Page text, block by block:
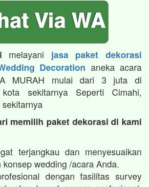
melayani jasa paket dekorasi
Decoration aneka acara
MURAH mulai dari 3 juta di
sekitarnya Seperti Cimahi,
memilih paket dekorasi di kami
terjangkau dan menyesuaikan
konsep wedding /acara Anda.
dengan fasilitas survey